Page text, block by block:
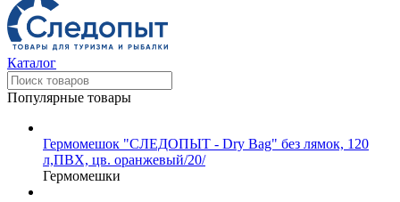
Каталог
Популярные товары
Гермомешок "СЛЕДОПЫТ - Dry Bag" без лямок, 120
л,ПВХ, цв. оранжевый/20/
Гермомешки